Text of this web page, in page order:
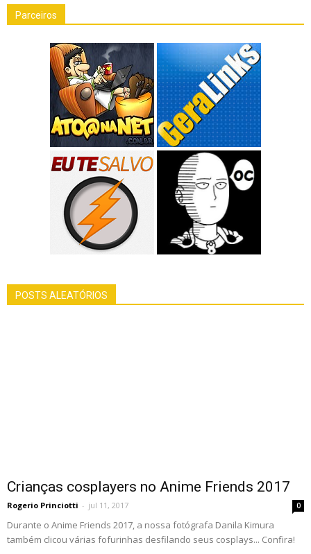
Parceiros
POSTS ALEATÓRIOS
Crianças cosplayers no Anime Friends 2017
Rogerio Princiotti - jul 11, 2017 0
Durante o Anime Friends 2017, a nossa fotógrafa Danila Kimura
também clicou várias fofurinhas desfilando seus cosplays... Confira!